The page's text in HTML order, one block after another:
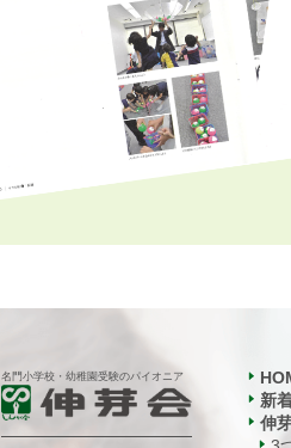
名門小学校・幼稚園受験のパイオニア
新
伸